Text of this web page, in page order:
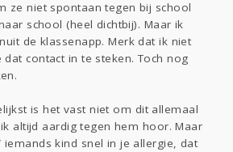
ze niet spontaan tegen bij school
school (heel dichtbij). Maar ik
de klassenapp. Merk dat ik niet
contact in te steken. Toch nog
is het vast niet om dit allemaal
altijd aardig tegen hem hoor. Maar
kind snel in je allergie, dat